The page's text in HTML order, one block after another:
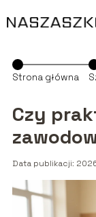
Strona główna
Czy
Data publikacji: